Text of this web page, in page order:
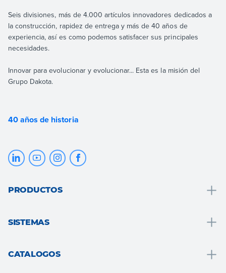
Seis divisiones, más de 4.000 artículos innovadores dedicados a
la construcción, rapidez de entrega y más de 40 años de
experiencia, así es como podemos satisfacer sus principales
necesidades.
Innovar para evolucionar y evolucionar... Esta es la misión del
Grupo Dakota.
40 años de historia
PRODUCTOS
SISTEMAS
CATALOGOS